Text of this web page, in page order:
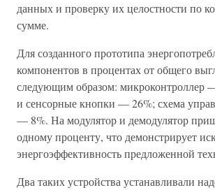
данных и проверку их целостности по
сумме.
Для созданного прототипа
компонентов в процентах от общего
следующим образом: микроконтроллер
и сенсорные кнопки — 26%; схема
— 8%. На модулятор и демодулятор
одному проценту, что демонстрирует
энергоэффективность предложенной
Два таких устройства устанавливали